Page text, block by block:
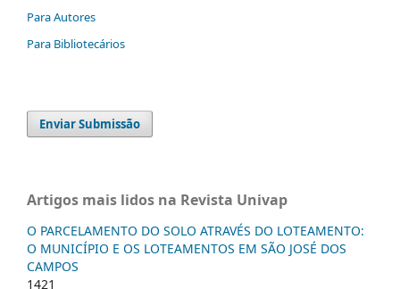
Para Autores
Para Bibliotecários
Enviar Submissão
Artigos mais lidos na Revista Univap
O PARCELAMENTO DO SOLO ATRAVÉS DO LOTEAMENTO:
O MUNICÍPIO E OS LOTEAMENTOS EM SÃO JOSÉ DOS
CAMPOS
1421